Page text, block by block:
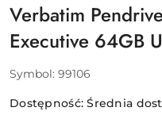
Verbatim
Executive 64GB
Symbol: 99106
Dostępność:Średnia